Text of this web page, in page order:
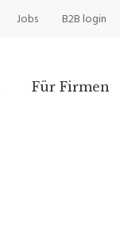
Jobs B2B login
Für Firmen